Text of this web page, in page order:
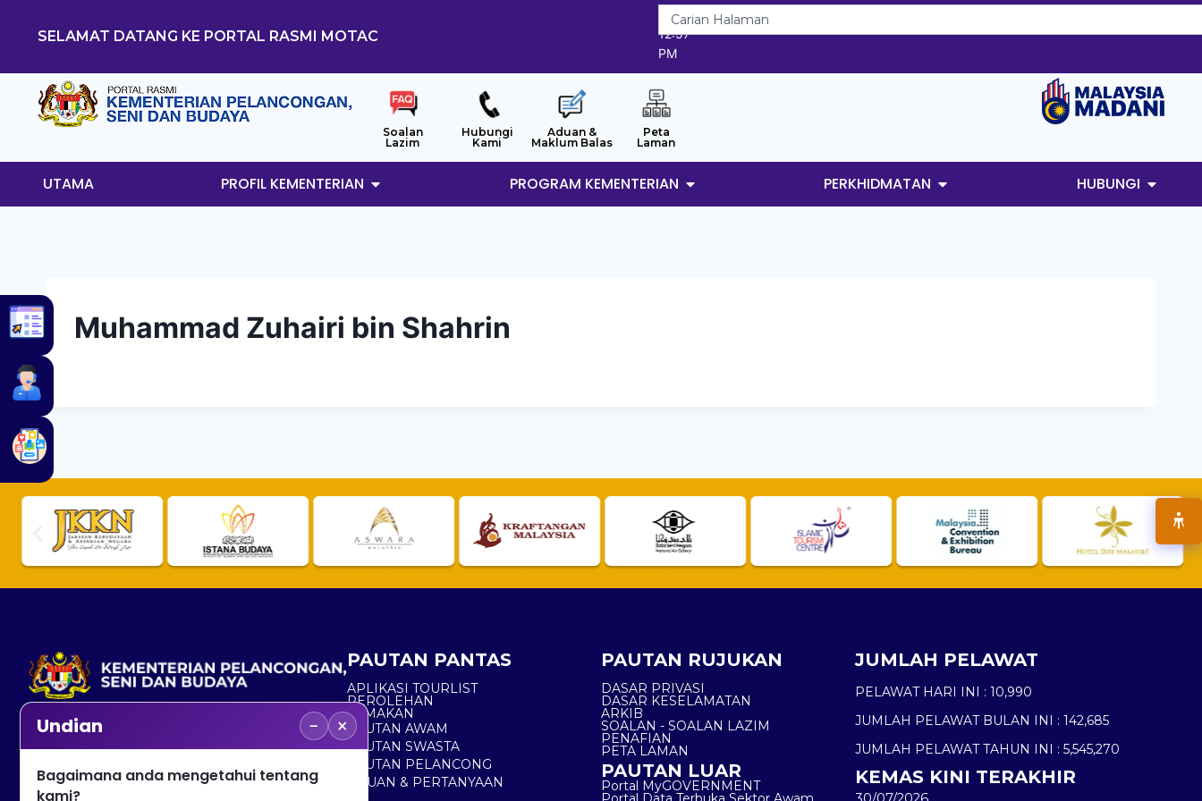
SELAMAT DATANG KE PORTAL RASMI MOTAC
9/8/2026
12:57
PM
Soalan
Lazim
Hubungi
Kami
Aduan &
Maklum Balas
Peta
Laman
UTAMA PROFIL KEMENTERIAN PROGRAM KEMENTERIAN PERKHIDMATAN HUBUNGI
Muhammad Zuhairi bin Shahrin
No. 2, Menara 1, Jalan P5/6, Presint 5,
+603 8000 8000
PAUTAN PANTAS
APLIKASI TOURLIST
PEROLEHAN
SEMAKAN
PAUTAN AWAM
PAUTAN SWASTA
PAUTAN PELANCONG
ADUAN & PERTANYAAN
PAUTAN RUJUKAN
DASAR PRIVASI
DASAR KESELAMATAN
ARKIB
SOALAN - SOALAN LAZIM
PENAFIAN
PETA LAMAN
PAUTAN LUAR
Portal MyGOVERNMENT
JUMLAH PELAWAT
PELAWAT HARI INI : 10,990
JUMLAH PELAWAT BULAN INI : 142,685
JUMLAH PELAWAT TAHUN INI : 5,545,270
KEMAS KINI TERAKHIR
Undian − ×
Bagaimana anda mengetahui tentang
kami?